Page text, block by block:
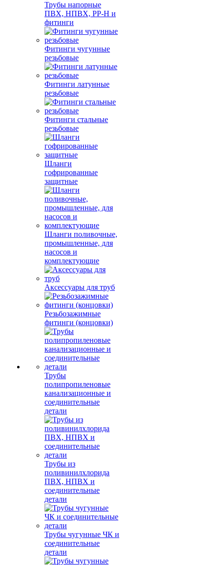
Трубы напорные
ПВХ, НПВХ, PP-H и
фитинги
Фитинги чугунные
резьбовые
Фитинги латунные
резьбовые
Фитинги стальные
резьбовые
Шланги
гофрированные
защитные
Шланги поливочные,
промышленные, для
насосов и
комплектующие
Аксессуары для труб
Резьбозажимные
фитинги (концовки)
Трубы
полипропиленовые
канализационные и
соединительные
детали
Трубы из
поливинилхлорида
ПВХ, НПВХ и
соединительные
детали
Трубы чугунные ЧК и
соединительные
детали